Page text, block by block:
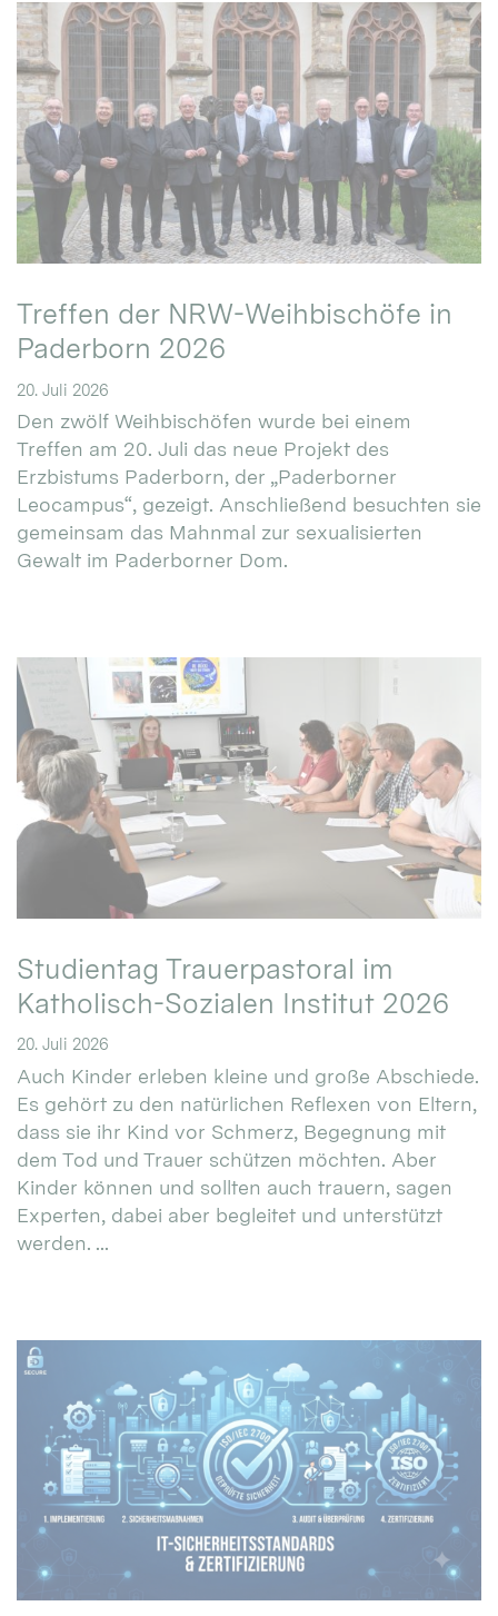
Treffen der NRW-Weihbischöfe in
Paderborn 2026
20. Juli 2026
Den zwölf Weihbischöfen wurde bei einem
Treffen am 20. Juli das neue Projekt des
Erzbistums Paderborn, der „Paderborner
Leocampus“, gezeigt. Anschließend besuchten sie
gemeinsam das Mahnmal zur sexualisierten
Gewalt im Paderborner Dom.
Studientag Trauerpastoral im
Katholisch-Sozialen Institut 2026
20. Juli 2026
Auch Kinder erleben kleine und große Abschiede.
Es gehört zu den natürlichen Reflexen von Eltern,
dass sie ihr Kind vor Schmerz, Begegnung mit
dem Tod und Trauer schützen möchten. Aber
Kinder können und sollten auch trauern, sagen
Experten, dabei aber begleitet und unterstützt
werden. ...